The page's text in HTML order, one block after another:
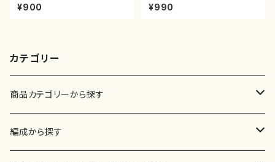
田一山/楽譜）都山流公刊楽譜曲
番:2191
¥900
雄著・宮城宗家監修/三絃楽譜）
¥990
カテゴリー
商品カテゴリーから探す
楽譜
編成から探す